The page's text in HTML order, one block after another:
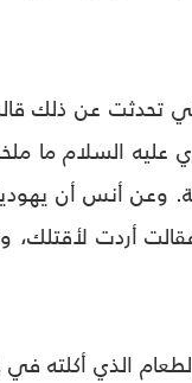
في اعتقاداته(6)... وأكثر
السلام ما
وعن أنس أن
أردت لأقتلك،
الذي أكلته في